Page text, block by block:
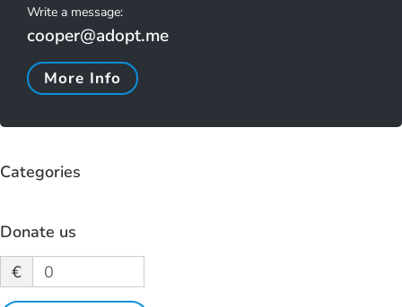
Write a message:
cooper@adopt.me
More Info
Categories
Donate us
€
0